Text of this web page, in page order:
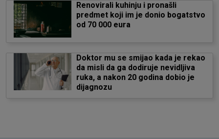
Renovirali kuhinju i pronašli
predmet koji im je donio bogatstvo
od 70 000 eura
Doktor mu se smijao kada je rekao
da misli da ga dodiruje nevidljiva
ruka, a nakon 20 godina dobio je
dijagnozu